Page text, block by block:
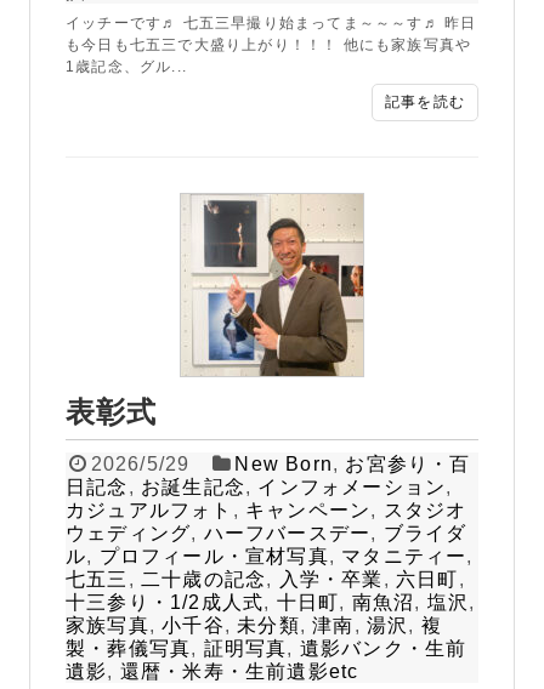
イッチーです♬ 七五三早撮り始まってま～～～す♬ 昨日
も今日も七五三で大盛り上がり！！！ 他にも家族写真や
1歳記念、グル...
記事を読む
表彰式
2026/5/29 New Born, お宮参り・百
日記念 , お誕生記念, インフォメーション,
カジュアルフォト , キャンペーン, スタジオ
ウェディング, ハーフバースデー, ブライダ
ル, プロフィール・宣材写真, マタニティー,
七五三 , 二十歳の記念, 入学・卒業 , 六日町,
十三参り・1/2成人式, 十日町, 南魚沼, 塩沢 ,
家族写真,小千谷, 未分類,津南,湯沢 , 複
製・葬儀写真, 証明写真, 遺影バンク・生前
遺影, 還暦・米寿・生前遺影etc